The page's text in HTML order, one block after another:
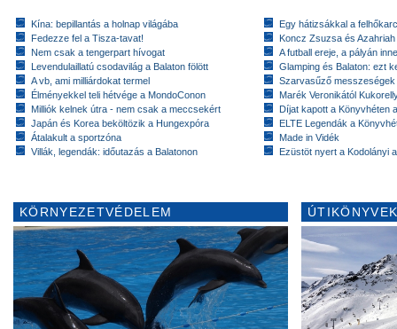
Kína: bepillantás a holnap világába
Fedezze fel a Tisza-tavat!
Nem csak a tengerpart hívogat
Levendulaillatú csodavilág a Balaton fölött
A vb, ami milliárdokat termel
Élményekkel teli hétvége a MondoConon
Milliók kelnek útra - nem csak a meccsekért
Japán és Korea beköltözik a Hungexpóra
Átalakult a sportzóna
Villák, legendák: időutazás a Balatonon
Egy hátizsákkal a
Koncz Zsuzsa és
A futball ereje, a pályán
Glamping és Balaton: ezt
Szarvasűző messzeségek
Marék Veronikától
Díjat kapott a Könyvhéten
ELTE Legendák a
Made in Vidék
Ezüstöt nyert a Kodolányi
KÖRNYEZETVÉDELEM